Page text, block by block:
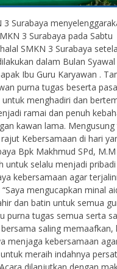
3 Surabaya
3 Surabaya pada Sabtu
SMKN 3 Surabaya
dalam Bulan
Ibu Guru Karyawan .
purna tugas beserta
menghadiri dan
ramai dan penuh
kawan lama.
Kebersamaan di hari
Bpk Makhmud SPd,
untuk selalu menjadi
kebersamaan agar
mengucapkan minal
dan batin untuk semua
purna tugas semua serta
saling memaafkan,
menjaga kebersamaan
meraih indahnya